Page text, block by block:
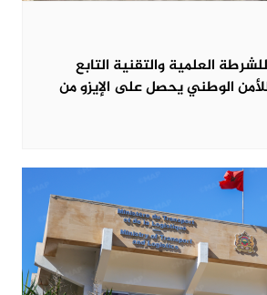
العلمية والتقنية التابع
الوطني يحصل على الإيزو من